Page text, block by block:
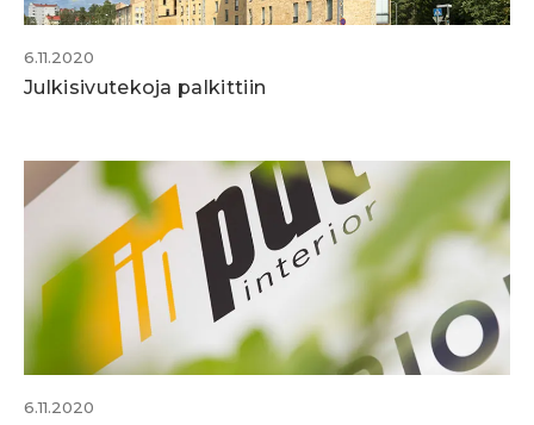
6.11.2020
Julkisivutekoja palkittiin
6.11.2020